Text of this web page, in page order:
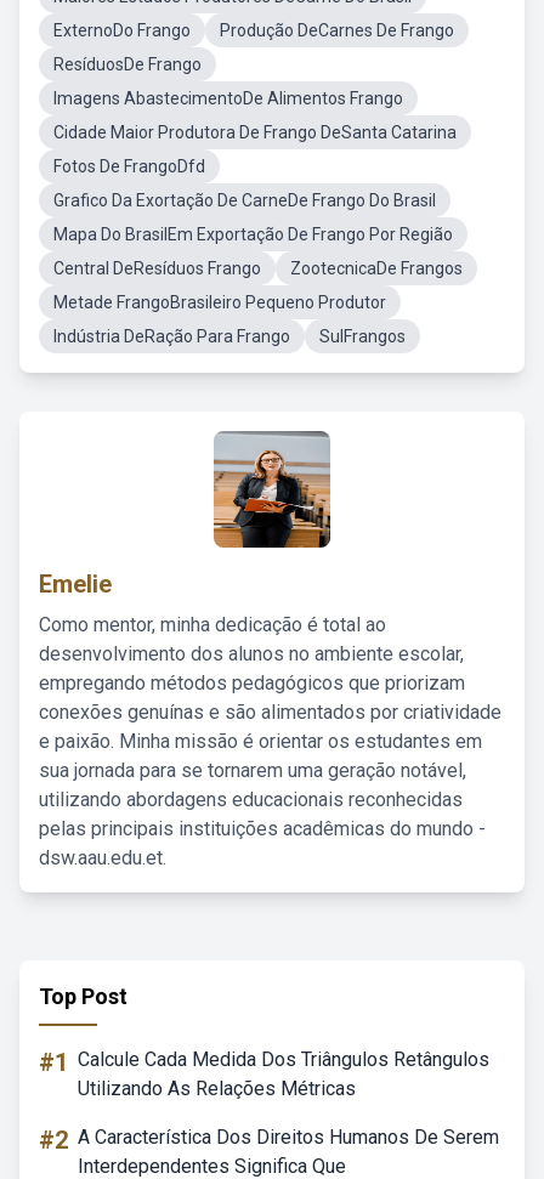
ExternoDo Frango
Produção DeCarnes De Frango
ResíduosDe Frango
Imagens AbastecimentoDe Alimentos Frango
Cidade Maior Produtora De Frango DeSanta Catarina
Fotos De FrangoDfd
Grafico Da Exortação De CarneDe Frango Do Brasil
Mapa Do BrasilEm Exportação De Frango Por Região
Central DeResíduos Frango
ZootecnicaDe Frangos
Metade FrangoBrasileiro Pequeno Produtor
Indústria DeRação Para Frango
SulFrangos
Emelie
Como mentor, minha dedicação é total ao
desenvolvimento dos alunos no ambiente escolar,
empregando métodos pedagógicos que priorizam
conexões genuínas e são alimentados por criatividade
e paixão. Minha missão é orientar os estudantes em
sua jornada para se tornarem uma geração notável,
utilizando abordagens educacionais reconhecidas
pelas principais instituições acadêmicas do mundo -
dsw.aau.edu.et.
Top Post
#1 Calcule Cada Medida Dos Triângulos Retângulos
Utilizando As Relações Métricas
#2 A Característica Dos Direitos Humanos De Serem
Interdependentes Significa Que